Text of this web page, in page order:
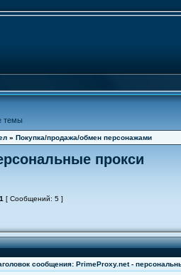
темы
» Покупка/продажа/обмен персонажами
прокси
1 [ Сообщений: 5 ]
сообщения: PrimeProxy.net -